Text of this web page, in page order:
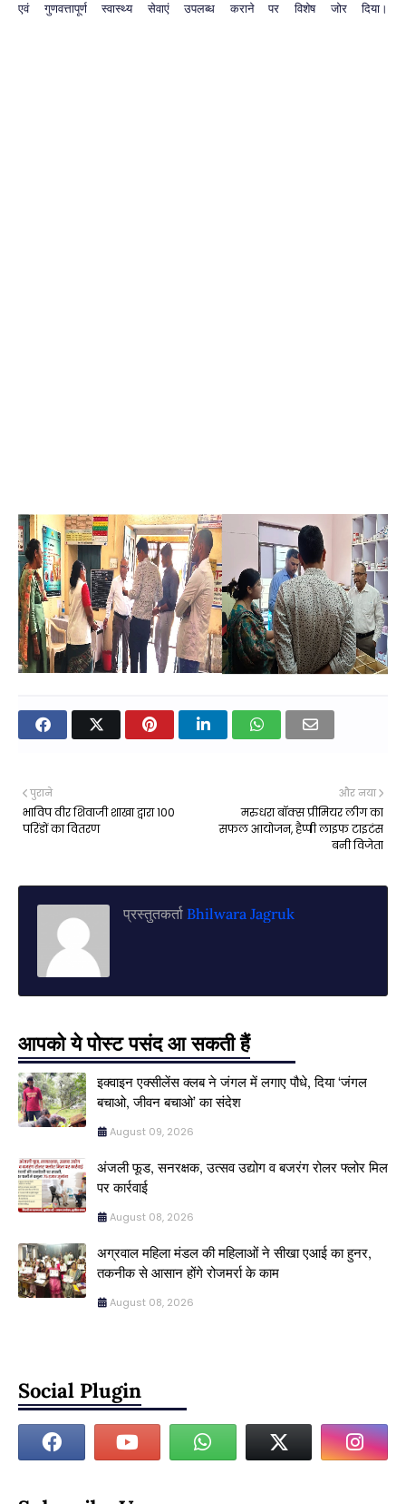
एवं गुणवत्तापूर्ण स्वास्थ्य सेवाएं उपलब्ध कराने पर विशेष जोर दिया।
और नया
मरुधरा बॉक्स प्रीमियर लीग का
सफल आयोजन, हैप्पी लाइफ टाइटंस
बनी विजेता
पुराने
भाविप वीर शिवाजी शाखा द्वारा 100
परिंडों का वितरण
प्रस्तुतकर्ता Bhilwara Jagruk
आपको ये पोस्ट पसंद आ सकती हैं
इक्वाइन एक्सीलेंस क्लब ने जंगल में लगाए पौधे, दिया ‘जंगल
बचाओ, जीवन बचाओ’ का संदेश
August 09, 2026
अंजली फूड, सनरक्षक, उत्सव उद्योग व बजरंग रोलर फ्लोर मिल
पर कार्रवाई
August 08, 2026
अग्रवाल महिला मंडल की महिलाओं ने सीखा एआई का हुनर,
तकनीक से आसान होंगे रोजमर्रा के काम
August 08, 2026
Social Plugin